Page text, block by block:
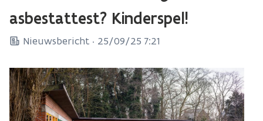
asbestattest? Kinderspel!
Nieuwsbericht · 25/09/25 7:21